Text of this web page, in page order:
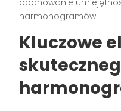
harmonogramów.
Kluczowe